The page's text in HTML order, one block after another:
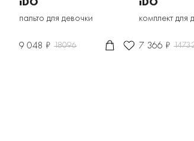
пальто для девочки
9 048 ₽ 18096
комплект для
7 366 ₽